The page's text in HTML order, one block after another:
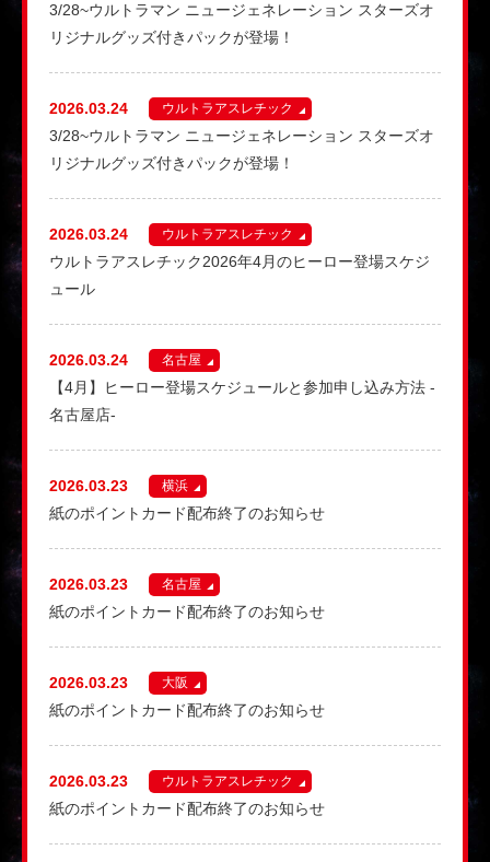
3/28~ウルトラマン ニュージェネレーション スターズオ
リジナルグッズ付きパックが登場！
2026.03.24
3/28~ウルトラマン ニュージェネレーション スターズオ
リジナルグッズ付きパックが登場！
ウルトラアスレチック
2026.03.24
ウルトラアスレチック2026年4月のヒーロー登場スケジ
ュール
ウルトラアスレチック
2026.03.24
【4月】ヒーロー登場スケジュールと参加申し込み方法 -
名古屋店-
名古屋
2026.03.23
紙のポイントカード配布終了のお知らせ
横浜
2026.03.23
紙のポイントカード配布終了のお知らせ
名古屋
2026.03.23
紙のポイントカード配布終了のお知らせ
大阪
2026.03.23
紙のポイントカード配布終了のお知らせ
ウルトラアスレチック